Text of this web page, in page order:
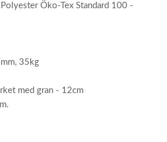
Öko-Tex Standard 100 -
35kg
med gran - 12cm